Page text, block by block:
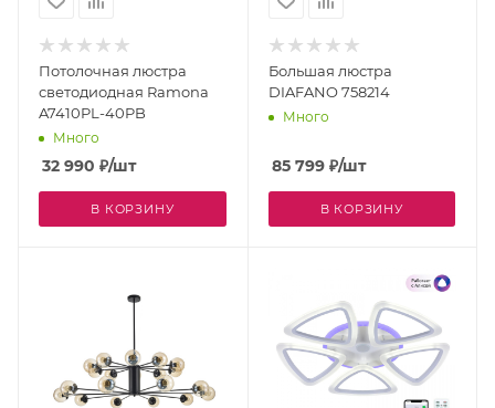
Потолочная люстра
светодиодная Ramona
A7410PL-40PB
Много
32 990 ₽/шт
В КОРЗИНУ
Большая люстра
DIAFANO 758214
Много
85 799₽/шт
В КОРЗИНУ